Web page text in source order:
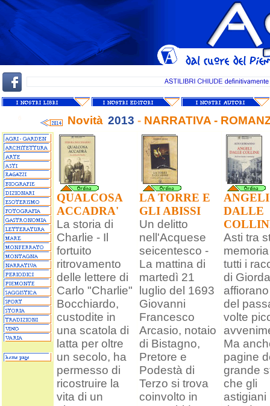
Novità 2013 - NARRATIVA -
QUALCOSA
ACCADRA'
La storia di
Charlie - Il
fortuito
ritrovamento
delle lettere di
Carlo "Charlie"
Bocchiardo,
custodite in
una scatola di
latta per oltre
un secolo, ha
permesso di
ricostruire la
vita di un
LA TORRE E
GLI ABISSI
Un delitto
nell'Acquese
seicentesco -
La mattina di
martedì 21
luglio del 1693
Giovanni
Francesco
Arcasio, notaio
di Bistagno,
Pretore e
Podestà di
Terzo si trova
coinvolto in
ANGELI
DALLE
Asti tra
tutti i
di
del
volte
Ma
pagine
grande
che gli
astigiani